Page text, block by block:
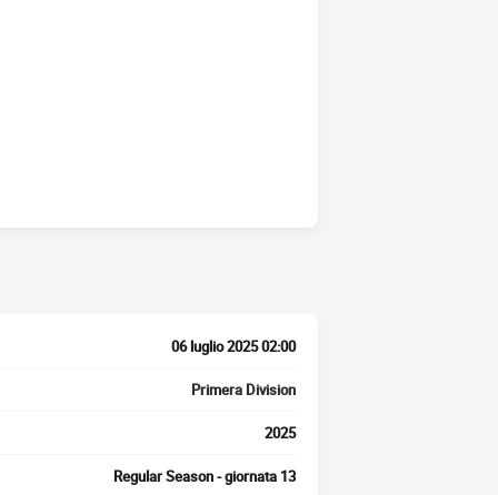
06 luglio 2025 02:00
Primera Division
2025
Regular Season - giornata 13